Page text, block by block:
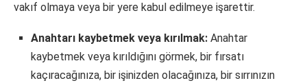
vakıf olmaya veya bir yere kabul edilmeye işarettir.
Anahtarı kaybetmek veya kırılmak: Anahtar
kaybetmek veya kırıldığını görmek, bir fırsatı
kaçıracağınıza, bir işinizden olacağınıza, bir sırrınızın